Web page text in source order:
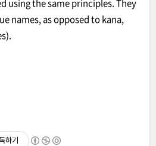
using the same principles. They
names, as opposed to kana,
하기